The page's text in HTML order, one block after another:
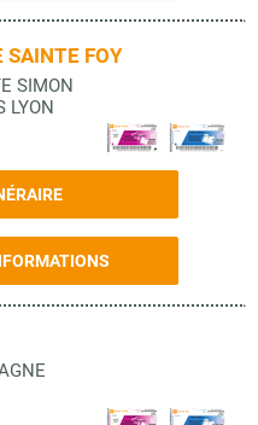
SAINTE FOY
SIMON
LYON